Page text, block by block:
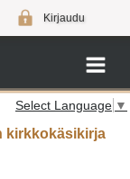
Kirjaudu
Select Language ▼
kirkkokäsikirja